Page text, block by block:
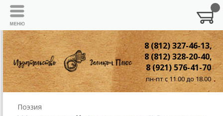
8 (812) 327-46-13,
8 (812) 328-20-40,
8 (921) 576-41-70
пн-пт с 11.00 до 18.00
Поэзия